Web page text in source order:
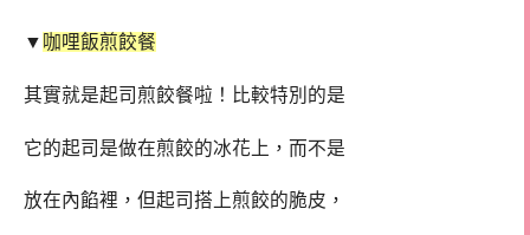
▼ 咖哩飯煎餃餐
其實就是起司煎餃餐啦！比較特別的是
它的起司是做在煎餃的冰花上，而不是
放在內餡裡，但起司搭上煎餃的脆皮，